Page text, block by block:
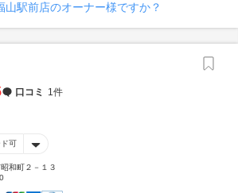
山駅前店のオーナー様ですか？
口コミ 1件
可
和町２－１３